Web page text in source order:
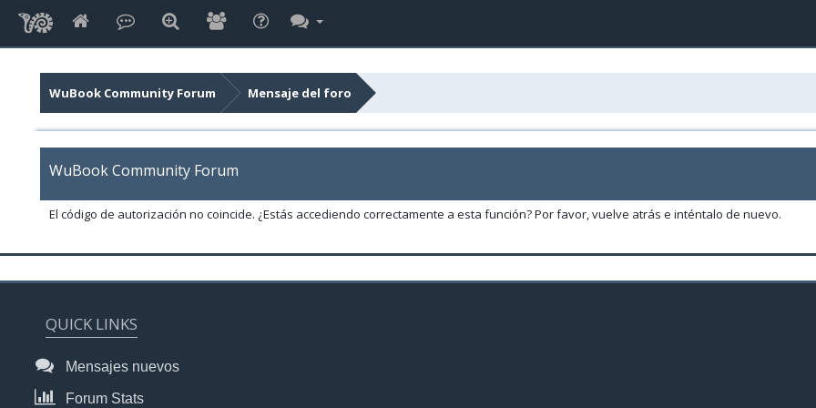
WuBook Community Forum Mensaje del foro
WuBook Community Forum
El código de autorización no coincide. ¿Estás accediendo correctamente a esta función? Por favor, vuelve atrás e inténtalo de nuevo.
QUICK LINKS
Mensajes nuevos
Forum Stats